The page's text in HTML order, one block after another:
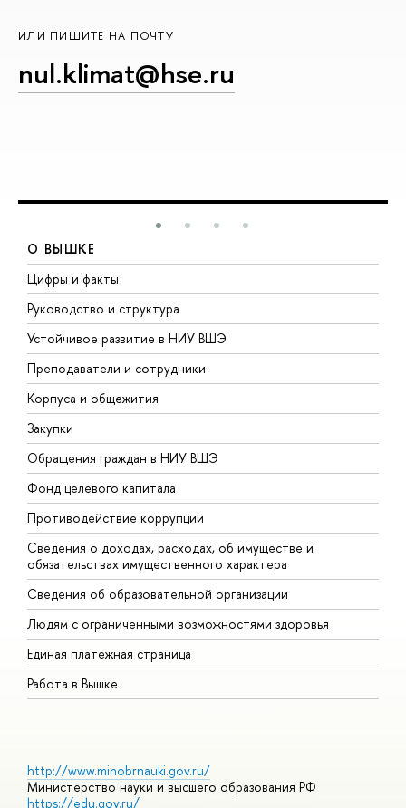
ИЛИ ПИШИТЕ НА ПОЧТУ
nul.klimat@hse.ru
О ВЫШКЕ
Цифры и факты
Руководство и структура
Устойчивое развитие в НИУ ВШЭ
Преподаватели и сотрудники
Корпуса и общежития
Закупки
Обращения граждан в НИУ ВШЭ
Фонд целевого капитала
Противодействие коррупции
Сведения о доходах, расходах, об имуществе и
обязательствах имущественного характера
Сведения об образовательной организации
Людям с ограниченными возможностями здоровья
Единая платежная страница
Работа в Вышке
http://www.minobrnauki.gov.ru/
Министерство науки и высшего образования РФ
https://edu.gov.ru/